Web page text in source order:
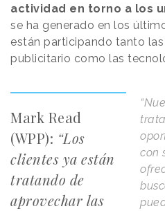
actividad en torno a los
se ha generado en los
están participando tanto
publicitario como las
Mark Read
(WPP): “Los
clientes ya están
tratando de
aprovechar las
con